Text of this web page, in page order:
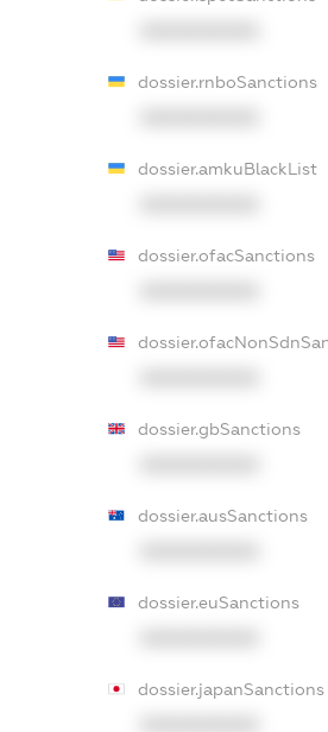
dossier.rnboSanctions
dossier.amkuBlackList
dossier.ofacSanctions
dossier.gbSanctions
dossier.ausSanctions
dossier.euSanctions
dossier.japanSanctions